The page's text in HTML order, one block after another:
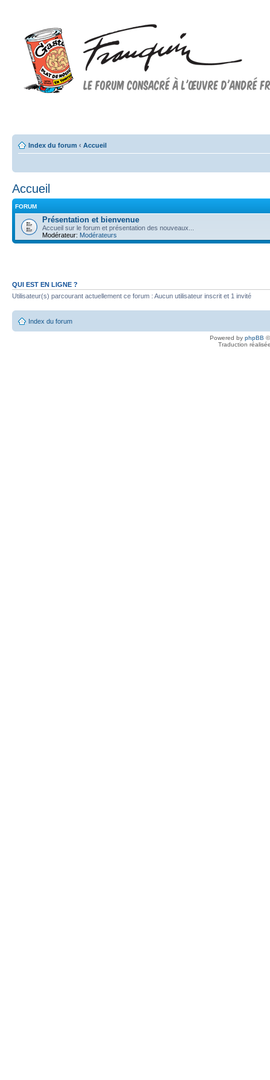
Index du forum ‹ Accueil
Accueil
FORUM
Présentation et bienvenue
Accueil sur le forum et présentation des nouveaux...
Modérateur: Modérateurs
QUI EST EN LIGNE ?
Utilisateur(s) parcourant actuellement ce forum : Aucun utilisateur inscrit et 1 invité
Index du forum
Powered by phpBB
Traduction